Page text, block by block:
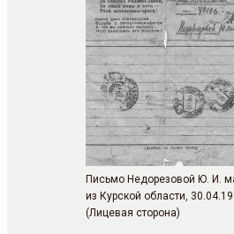
Письмо Недорезовой Ю. И.
из Курской области,
(Лицевая сторона)